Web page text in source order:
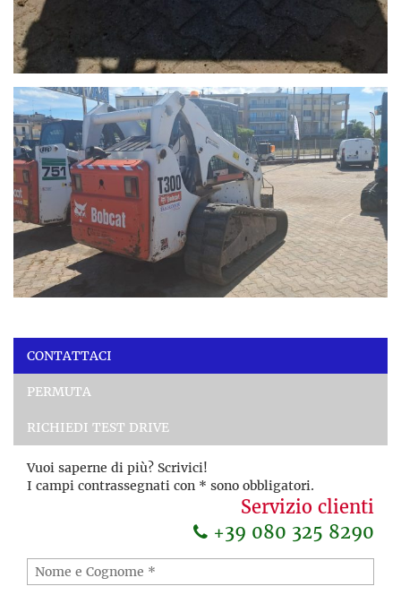
CONTATTACI
PERMUTA
RICHIEDI TEST DRIVE
Vuoi saperne di più? Scrivici!
I campi contrassegnati con * sono obbligatori.
Servizio clienti
+39 080 325 8290